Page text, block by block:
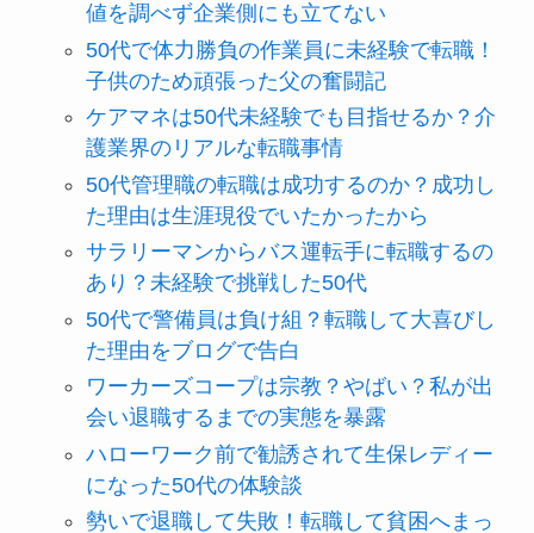
値を調べず企業側にも立てない
50代で体力勝負の作業員に未経験で転職！
子供のため頑張った父の奮闘記
ケアマネは50代未経験でも目指せるか？介
護業界のリアルな転職事情
50代管理職の転職は成功するのか？成功し
た理由は生涯現役でいたかったから
サラリーマンからバス運転手に転職するの
あり？未経験で挑戦した50代
50代で警備員は負け組？転職して大喜びし
た理由をブログで告白
ワーカーズコープは宗教？やばい？私が出
会い退職するまでの実態を暴露
ハローワーク前で勧誘されて生保レディー
になった50代の体験談
勢いで退職して失敗！転職して貧困へまっ